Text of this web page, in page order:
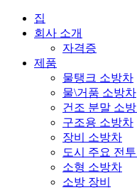
집
회사 소개
자격증
제품
물탱크 소방차
물\거품 소방차
건조 분말 소
구조용 소방차
장비 소방차
도시 주요 전
소형 소방차
소방 장비